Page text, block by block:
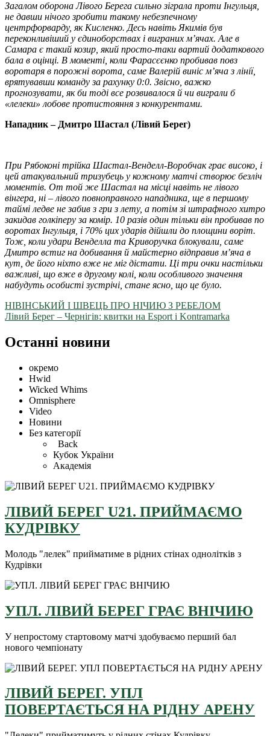
Загалом оборона Лівого Берега сильно зіграла проти Інгульця,
не давши нічого зробити такому небезпечному
центрфорварду, як Кисленко. Десь навіть Якимів був
переконливіший у єдиноборствах і виграних м’ячах. Але в
Самара є такий козир, який просто-таки вартий додаткового
бала в оцінці. В моменті, коли Фарасєєнко пробивав повз
воротаря в порожні ворота, саме Валерій виніс м’яча з лінії,
врятувавши команду за рахунку 0:0. Звісно, важко
прогнозувати, як би тоді все розвивалося й чи виграли б
«лелеки» лобове протистояння з конкурентами.
Нападник – Дмитро Шастал (Лівий Берег)
При Рябоконі трійка Шастал-Венделл-Воробчак грає високо, і
цей атакувальний тризубець у кожному матчі створює безліч
моментів. От той же Шастал на місці навіть не лівого
вінгера, ні – лівого повноправного нападника, ще в першому
таймі ледве не забив з гри з лету, а потім зі штрафного хитро
закидав голкіперу за комір. 10 разів один тільки він пробивав по
воротах Інгульця, і 70% цих ударів дійшли до площини воріт.
Тож, коли удари Венделла та Криворучка блокували, саме
Дмитро встиг на добивання й майстерно відправив м’яча в
кут, де його ніхто вже не міг дістати. Ці три очки настільки
важливі, що вже в другому колі, коли особливого значення
набудуть особисті зустрічі, стане ясно, що це було.
НІВІНСЬКИЙ І ШВЕЦЬ ПРО НІЧИЮ З РЕБЕЛОМ
Лівий Берег – Чернігів: квитки на Esport i Kontramarka
Останні новини
окремо
Hwid
Wicked Whims
Omnisphere
Video
Новини
Без категорії
Back
Кубок України
Академія
ЛІВИЙ БЕРЕГ U21. ПРИЙМАЄМО
КУДРІВКУ
Молодь "лелек" прийматиме в рідних стінах однолітків з
Кудрівки
УПЛ. ЛІВИЙ БЕРЕГ ГРАЄ ВНІЧИЮ
У непростому стартовому матчі здобуваємо перший бал
нового чемпіонату
ЛІВИЙ БЕРЕГ. УПЛ
ПОВЕРТАЄТЬСЯ НА РІДНУ АРЕНУ